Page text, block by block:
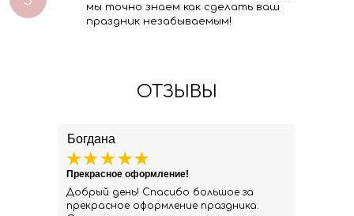
мы точно знаем как сделать ваш
праздник незабываемым!
ОТЗЫВЫ
Богдана
Добрый день! Спасибо большое за
прекрасное оформление праздника.
Прекрасное оформление!